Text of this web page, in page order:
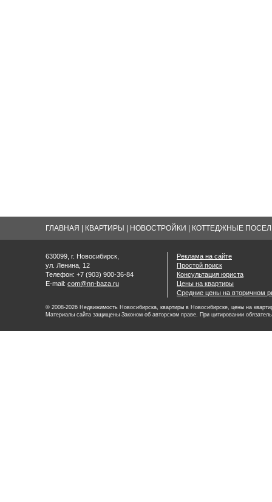
ГЛАВНАЯ КВАРТИРЫ НОВОСТРОЙКИ КОТТЕДЖНЫЕ
630099, г. Новосибирск,
ул. Ленина, 12
Телефон: +7 (903) 900-36-84
E-mail: com@nn-baza.ru
Реклама на сайте
Простой поиск
Консультация юриста
Цены на квартиры
Средние цены на вторичном
© 2008-2026 Недвижимость Новосибирска, квартиры в Новосибирске, цены на
Материалы сайта защищены Законом об авторском праве. При цитировании